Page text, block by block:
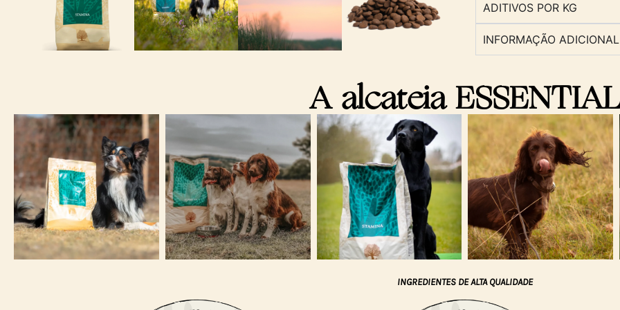
ADITIVOS POR KG
INFORMAÇÃO ADICIONAL
A alcateia
INGREDIENTES DE ALTA QUALIDADE